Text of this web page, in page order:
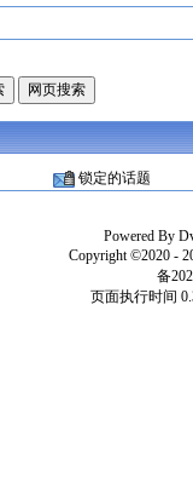
锁定的话题
Powered By
Copyright ©2020 -
备
页面执行时间